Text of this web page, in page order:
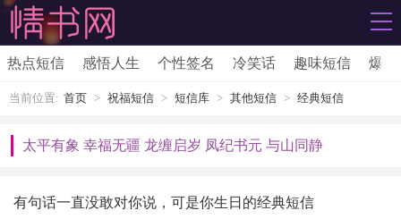
热点短信 感悟人生 个性签名 冷笑话 趣味短信 爆笑
当前位置: 首页 > 祝福短信 > 短信库 > 其他短信 > 经典短信
太平有象 幸福无疆 龙缠启岁 凤纪书元 与山同静
有句话一直没敢对你说，可是你生日的经典短信